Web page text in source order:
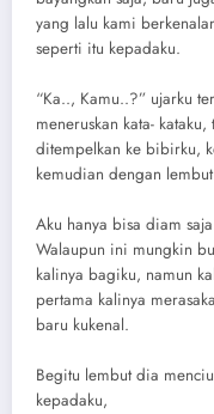
yang lalu kami
seperti itu kepadaku.
“Ka.., Kamu..?” ujarku
meneruskan kata-
ditempelkan ke bibirku,
kemudian dengan
Aku hanya bisa diam
Walaupun ini mungkin
kalinya bagiku, namun
pertama kalinya
baru kukenal.
Begitu lembut dia
kepadaku,